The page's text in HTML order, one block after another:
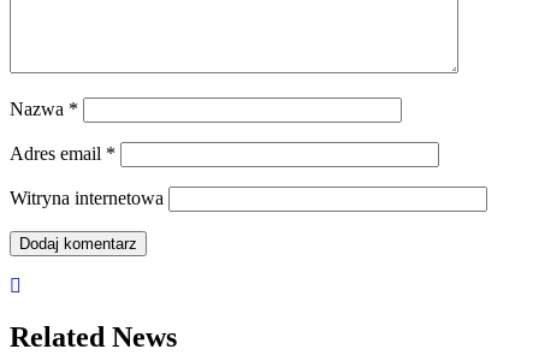
Nazwa *
Adres email *
Witryna internetowa
Related News